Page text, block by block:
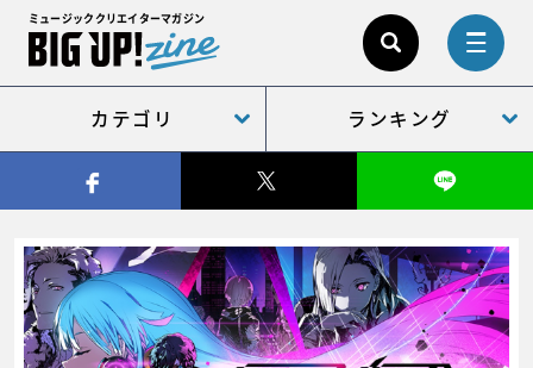
ミュージッククリエイターマガジン
カテゴリ ランキング